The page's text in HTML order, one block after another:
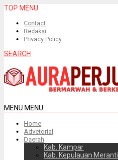
TOP MENU
Contact
Redaksi
Privacy Policy
SEARCH
MENU MENU
Home
Advetorial
Daerah
Kab. Kampar
Kab. Kepulauan Meranti